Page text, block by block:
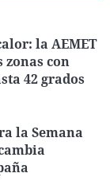
la AEMET
zonas con
42 grados
la Semana